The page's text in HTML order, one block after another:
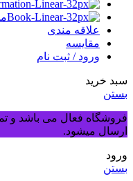
علاقه مندی
مقایسه
ورود / ثبت نام
سبد خرید
بستن
فروشگاه فعال می باشد و
ارسال میشود.
ورود
بستن